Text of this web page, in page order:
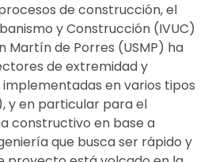
de construcción, el
y Construcción (IVUC)
Martín de Porres (USMP) ha
de extremidad y
en varios tipos
y en particular para el
constructivo en base a
que busca ser rápido y